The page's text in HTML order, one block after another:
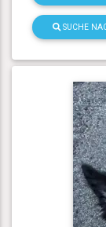
SUCHE